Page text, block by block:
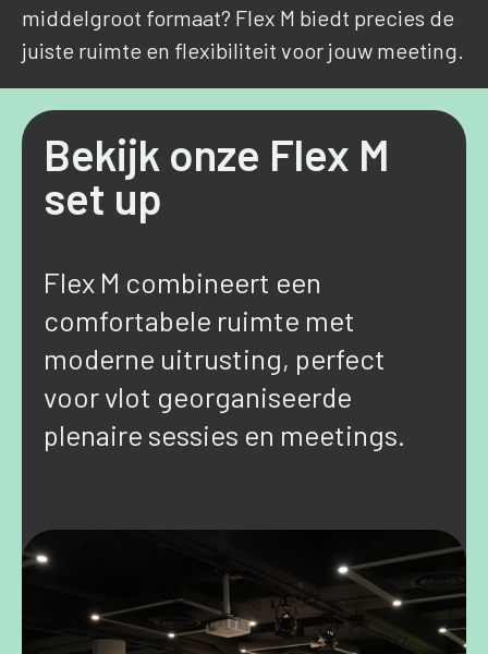
middelgroot formaat? Flex M biedt precies de
juiste ruimte en flexibiliteit voor jouw meeting.
Bekijk onze Flex M
set up
Flex M combineert een
comfortabele ruimte met
moderne uitrusting, perfect
voor vlot georganiseerde
plenaire sessies en meetings.